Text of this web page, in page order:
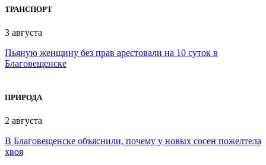
ТРАНСПОРТ
3 августа
Пьяную женщину без прав арестовали на 10 суток в
Благовещенске
ПРИРОДА
2 августа
В Благовещенске объяснили, почему у новых сосен пожелтела
хвоя